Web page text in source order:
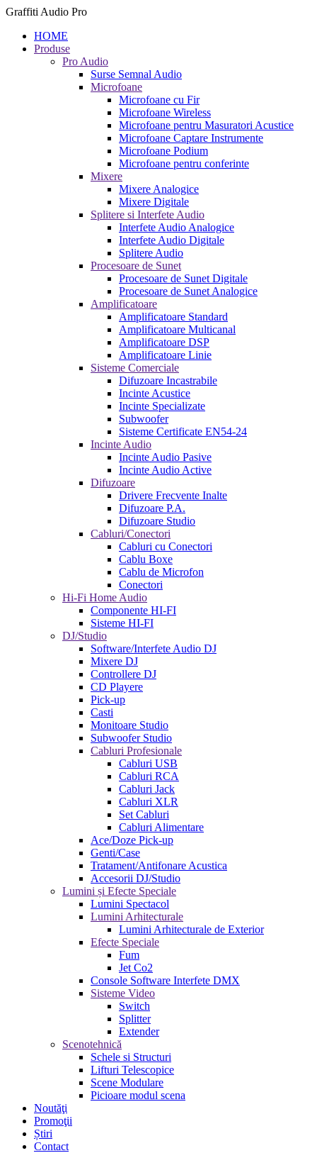
Graffiti Audio Pro
HOME
Produse
Pro Audio
Surse Semnal Audio
Microfoane
Microfoane cu Fir
Microfoane Wireless
Microfoane pentru Masuratori Acustice
Microfoane Captare Instrumente
Microfoane Podium
Microfoane pentru conferinte
Mixere
Mixere Analogice
Mixere Digitale
Splitere si Interfete Audio
Interfete Audio Analogice
Interfete Audio Digitale
Splitere Audio
Procesoare de Sunet
Procesoare de Sunet Digitale
Procesoare de Sunet Analogice
Amplificatoare
Amplificatoare Standard
Amplificatoare Multicanal
Amplificatoare DSP
Amplificatoare Linie
Sisteme Comerciale
Difuzoare Incastrabile
Incinte Acustice
Incinte Specializate
Subwoofer
Sisteme Certificate EN54-24
Incinte Audio
Incinte Audio Pasive
Incinte Audio Active
Difuzoare
Drivere Frecvente Inalte
Difuzoare P.A.
Difuzoare Studio
Cabluri/Conectori
Cabluri cu Conectori
Cablu Boxe
Cablu de Microfon
Conectori
Hi-Fi Home Audio
Componente HI-FI
Sisteme HI-FI
DJ/Studio
Software/Interfete Audio DJ
Mixere DJ
Controllere DJ
CD Playere
Pick-up
Casti
Monitoare Studio
Subwoofer Studio
Cabluri Profesionale
Cabluri USB
Cabluri RCA
Cabluri Jack
Cabluri XLR
Set Cabluri
Cabluri Alimentare
Ace/Doze Pick-up
Genti/Case
Tratament/Antifonare Acustica
Accesorii DJ/Studio
Lumini și Efecte Speciale
Lumini Spectacol
Lumini Arhitecturale
Lumini Arhitecturale de Exterior
Efecte Speciale
Fum
Jet Co2
Console Software Interfete DMX
Sisteme Video
Switch
Splitter
Extender
Scenotehnică
Schele si Structuri
Lifturi Telescopice
Scene Modulare
Picioare modul scena
Noutăţi
Promoţii
Știri
Contact